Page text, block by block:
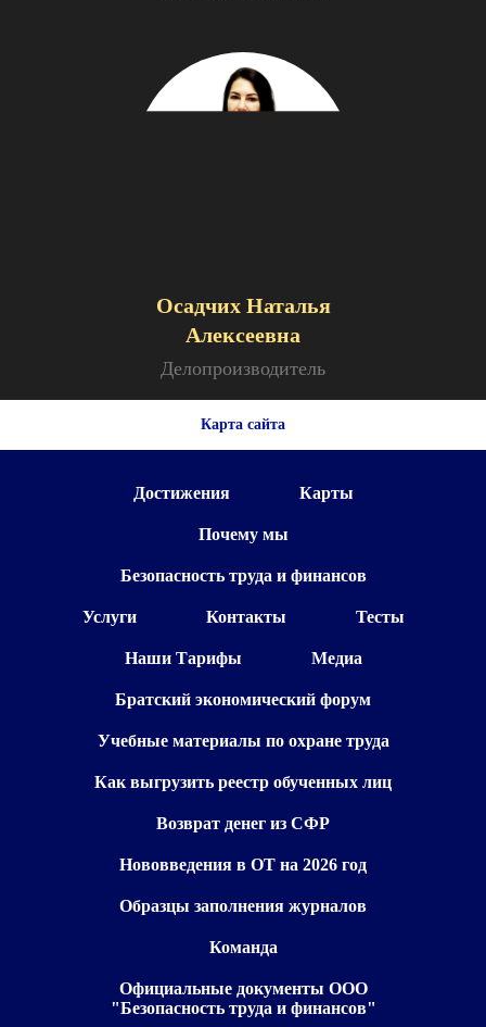
Осадчих Наталья
Алексеевна
Делопроизводитель
Карта сайта
Достижения Карты
Почему мы
Безопасность труда и финансов
Услуги Контакты Тесты
Наши Тарифы Медиа
Братский экономический форум
Учебные материалы по охране труда
Как выгрузить реестр обученных лиц
Возврат денег из СФР
Нововведения в ОТ на 2026 год
Образцы заполнения журналов
Команда
Официальные документы ООО
"Безопасность труда и финансов"